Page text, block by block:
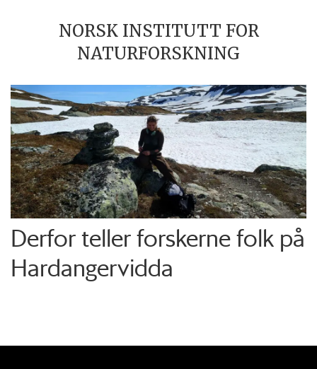
NORSK INSTITUTT FOR
NATURFORSKNING
Derfor teller forskerne folk på
Hardangervidda